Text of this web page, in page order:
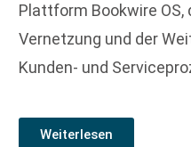
Plattform Bookwire
Vernetzung und der
Kunden- und
Weiterlesen